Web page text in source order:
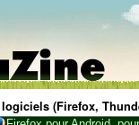
(Firefox,